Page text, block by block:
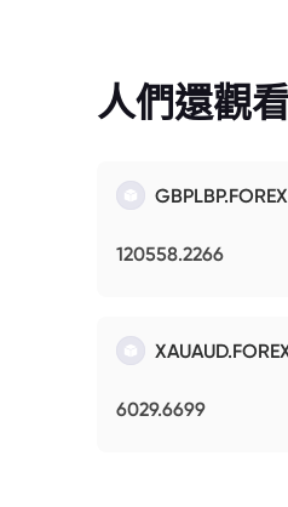
人們還觀
GBPLBP.FOREX
120558.2266
6029.6699